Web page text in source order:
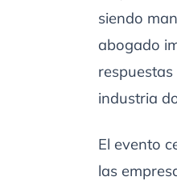
siendo
abogado
industria
El evento
las